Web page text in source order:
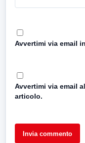
Avvertimi via email
Avvertimi via email
articolo.